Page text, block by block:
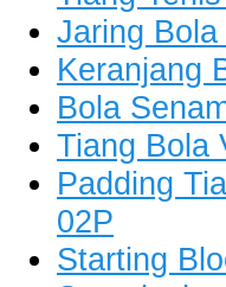
Jaring
Keranjang
Bola
Tiang Bola
Padding
02P
Starting